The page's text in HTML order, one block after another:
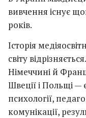
вивчення існує
років.
Історія
світу
Німеччині й
Швеції і Польщі —
психології,
комунікації,